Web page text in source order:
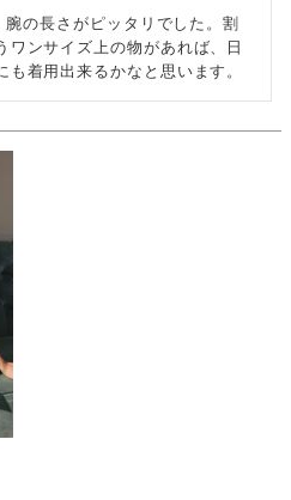
の長さがピッタリでした。割
ワンサイズ上の物があれば、日
着用出来るかなと思います。